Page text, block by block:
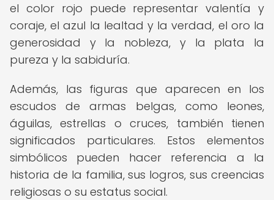
el color rojo puede representar valentía y
coraje, el azul la lealtad y la verdad, el oro la
generosidad y la nobleza, y la plata la
pureza y la sabiduría.
Además, las figuras que aparecen en los
escudos de armas belgas, como leones,
águilas, estrellas o cruces, también tienen
significados particulares. Estos elementos
simbólicos pueden hacer referencia a la
historia de la familia, sus logros, sus creencias
religiosas o su estatus social.